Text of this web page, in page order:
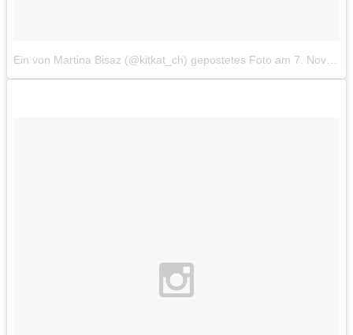
Ein von Martina Bisaz (@kitkat_ch) gepostetes Foto am 7. Nov 2014 um 7:19 Uhr